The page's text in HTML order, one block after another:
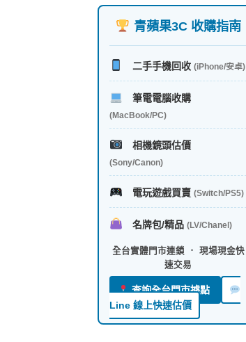
青蘋果3C 收購指南
二手手機回收 (iPhone/安卓)
筆電電腦收購
(MacBook/PC)
相機鏡頭估價
(Sony/Canon)
電玩遊戲買賣 (Switch/PS5)
名牌包/精品 (LV/Chanel)
全台實體門市連鎖 ． 現場現金快
速交易
查詢全台門市據點
Line 線上快速估價